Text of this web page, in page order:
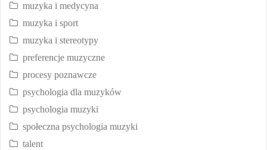
muzyka i medycyna
muzyka i sport
muzyka i stereotypy
preferencje muzyczne
procesy poznawcze
psychologia dla muzyków
psychologia muzyki
społeczna psychologia muzyki
talent